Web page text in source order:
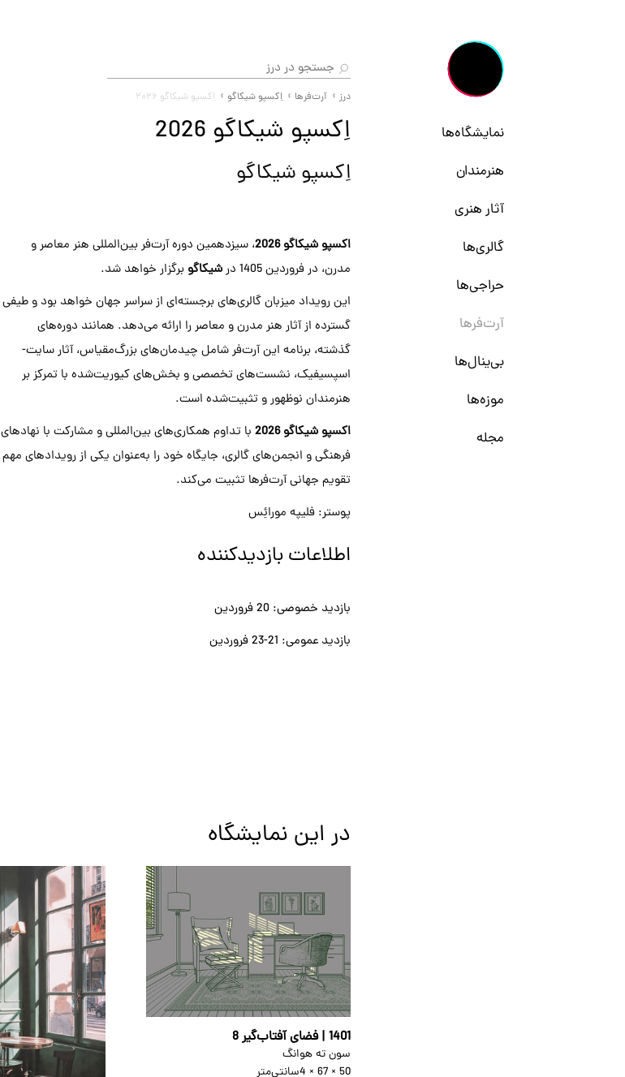
نمایشگاه‌ها
هنرمندان
آثار هنری
گالری‌ها
حراجی‌ها
آرت‌فرها
بی‌ینال‌ها
موزه‌ها
مجله
درز آرت‌فرها اِکسپو شیکاگو اِکسپو شیکاگو ۲۰۲۶
اِکسپو شیکاگو 2026
اِکسپو شیکاگو
اکسپو شیکاگو 2026
، سیزدهمین دوره آرت‌فر بین‌المللی هنر معاصر و
مدرن، در فروردین 1405 در
شیکاگو برگزار خواهد شد.
این رویداد میزبان گالری‌های برجسته‌ای از سراسر جهان خواهد بود و طیفی
گسترده از آثار هنر مدرن و معاصر را ارائه می‌دهد. همانند دوره‌های
گذشته، برنامه این آرت‌فر شامل چیدمان‌های بزرگ‌مقیاس، آثار سایت-
اسپسیفیک، نشست‌های تخصصی و بخش‌های کیوریت‌شده با تمرکز بر
هنرمندان نوظهور و تثبیت‌شده است.
اکسپو شیکاگو 2026
با تداوم همکاری‌های بین‌المللی و مشارکت با نهادهای
فرهنگی و انجمن‌های گالری، جایگاه خود را به‌عنوان یکی از رویدادهای مهم
تقویم جهانی آرت‌فرها تثبیت می‌کند.
پوستر: فلیپه مورائِس
اطلاعات بازدیدکننده
بازدید خصوصی: 20 فروردین
بازدید عمومی: 21-23 فروردین
در این نمایشگاه
1401 | فضای آفتاب‌گیر 8
سون ته هوانگ
50 × 67 × 4
سانتی‌متر